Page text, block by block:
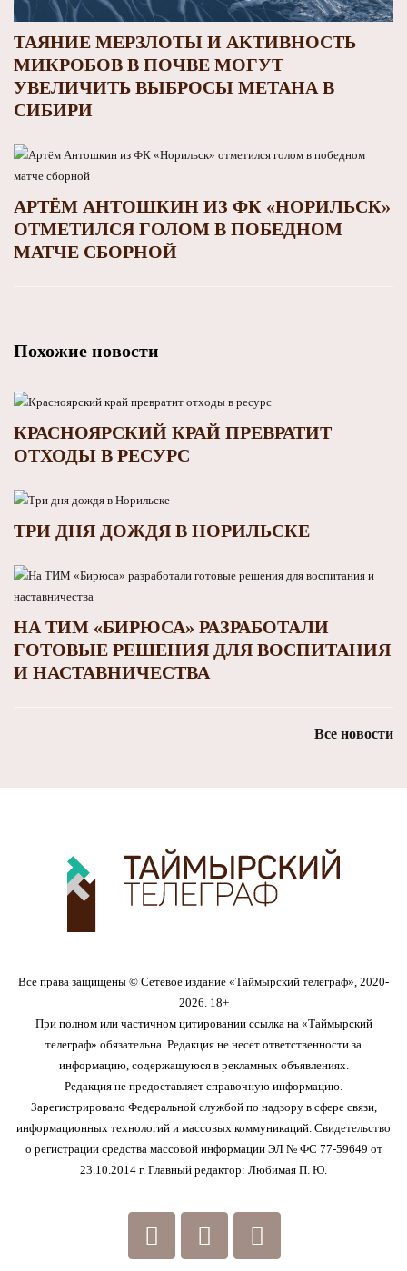
ТАЯНИЕ МЕРЗЛОТЫ И АКТИВНОСТЬ
МИКРОБОВ В ПОЧВЕ МОГУТ
УВЕЛИЧИТЬ ВЫБРОСЫ МЕТАНА В
СИБИРИ
АРТЁМ АНТОШКИН ИЗ ФК «НОРИЛЬСК»
ОТМЕТИЛСЯ ГОЛОМ В ПОБЕДНОМ
МАТЧЕ СБОРНОЙ
Похожие новости
КРАСНОЯРСКИЙ КРАЙ ПРЕВРАТИТ
ОТХОДЫ В РЕСУРС
ТРИ ДНЯ ДОЖДЯ В НОРИЛЬСКЕ
НА ТИМ «БИРЮСА» РАЗРАБОТАЛИ
ГОТОВЫЕ РЕШЕНИЯ ДЛЯ ВОСПИТАНИЯ
И НАСТАВНИЧЕСТВА
Все новости
Все права защищены © Сетевое издание «Таймырский телеграф», 2020-
2026. 18+
При полном или частичном цитировании ссылка на «Таймырский
телеграф» обязательна. Редакция не несет ответственности за
информацию, содержащуюся в рекламных объявлениях.
Редакция не предоставляет справочную информацию.
Зарегистрировано Федеральной службой по надзору в сфере связи,
информационных технологий и массовых коммуникаций. Свидетельство
о регистрации средства массовой информации ЭЛ № ФС 77-59649 от
23.10.2014 г. Главный редактор: Любимая П. Ю.